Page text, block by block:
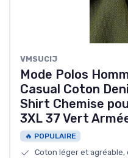
VMSUCIJ
Mode Polos
Casual Coton
Shirt Chemise
3XL 37 Vert
🔥 POPULAIRE
Coton léger et